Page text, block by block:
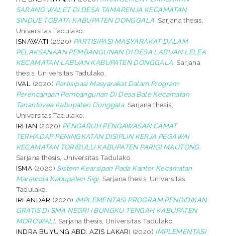
SARANG WALET DI DESA TAMARENJA KECAMATAN
SINDUE TOBATA KABUPATEN DONGGALA. Sarjana thesis,
Universitas Tadulako.
ISNAWATI (2020) PARTISIPASI MASYARAKAT DALAM
PELAKSANAAN PEMBANGUNAN DI DESA LABUAN LELEA
KECAMATAN LABUAN KABUPATEN DONGGALA. Sarjana
thesis, Universitas Tadulako.
IVAL
(2020) Partisipasi Masyarakat Dalam Program
Perencanaan Pembangunan Di Desa Bale Kecamatan
Tanantovea Kabupaten Donggala. Sarjana thesis,
Universitas Tadulako.
IRHAN (2020) PENGARUH PENGAWASAN CAMAT
TERHADAP PENINGKATAN DISIPLIN KERJA PEGAWAI
KECAMATAN TORIBULU KABUPATEN PARIGI MAUTONG.
Sarjana thesis, Universitas Tadulako.
ISMA (2020) Sistem Kearsipan Pada Kantor Kecamatan
Marawola Kabupaten Sigi. Sarjana thesis, Universitas
Tadulako.
IRFANDAR (2020) IMPLEMENTASI PROGRAM PENDIDIKAN
GRATIS DI SMA NEGRI I BUNGKU TENGAH KABUPATEN
MOROWALI. Sarjana thesis, Universitas Tadulako.
INDRA BUYUNG ABD. AZIS LAKARI (2020) IMPLEMENTASI